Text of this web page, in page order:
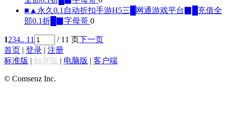
■▲永久0.1自动折扣手游H5三█网通游戏平台▉█充值全
部0.1折█▉ 字母哥 0
1234.. 11 / 11 页下一页
首页 | 登录 | 注册
标准版 | 触屏版 | 电脑版 | 客户端
© Comsenz Inc.